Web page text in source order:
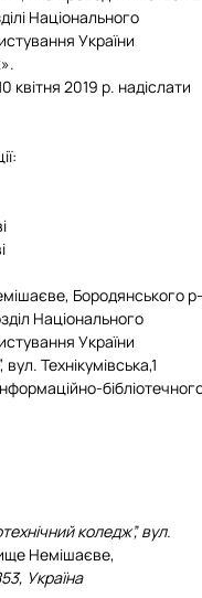
України
пам'ятки
діяльність
комплекс, лісове і
ветеринарна
України
НТЗ
України
України (English)
науково-
та організації
технічних заходів
послуг
ініціатива
та працівники
України
професори НУБіП України
університету
з питань запобігання
України
правові акти
акти НУБіП України
НАЗК
НАЗК
Національного
України
квітня 2019 р. надіслати
Бородянського р-
Національного
України
Технікумівська,1
коледж”, вул.
Немішаєве,
Україна